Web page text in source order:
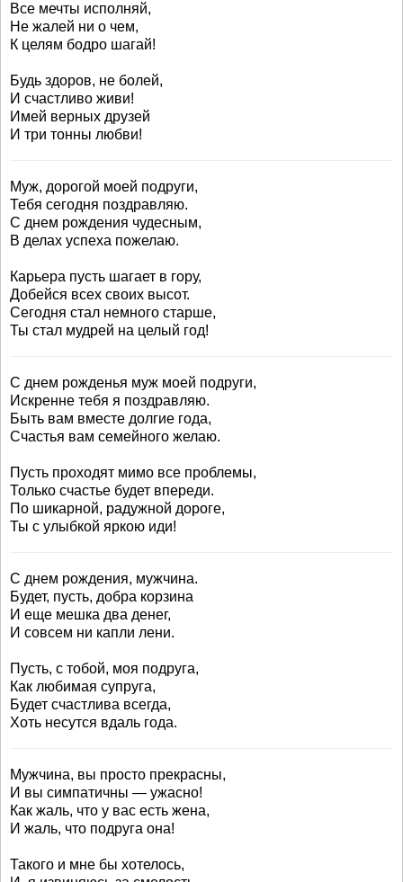
Все мечты исполняй,
Не жалей ни о чем,
К целям бодро шагай!
Будь здоров, не болей,
И счастливо живи!
Имей верных друзей
И три тонны любви!
Муж, дорогой моей подруги,
Тебя сегодня поздравляю.
С днем рождения чудесным,
В делах успеха пожелаю.
Карьера пусть шагает в гору,
Добейся всех своих высот.
Сегодня стал немного старше,
Ты стал мудрей на целый год!
С днем рожденья муж моей подруги,
Искренне тебя я поздравляю.
Быть вам вместе долгие года,
Счастья вам семейного желаю.
Пусть проходят мимо все проблемы,
Только счастье будет впереди.
По шикарной, радужной дороге,
Ты с улыбкой яркою иди!
С днем рождения, мужчина.
Будет, пусть, добра корзина
И еще мешка два денег,
И совсем ни капли лени.
Пусть, с тобой, моя подруга,
Как любимая супруга,
Будет счастлива всегда,
Хоть несутся вдаль года.
Мужчина, вы просто прекрасны,
И вы симпатичны — ужасно!
Как жаль, что у вас есть жена,
И жаль, что подруга она!
Такого и мне бы хотелось,